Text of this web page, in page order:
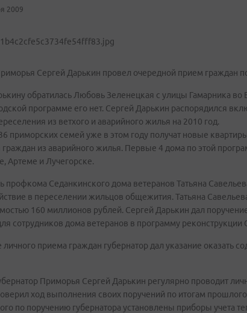
2009
Сергей Дарькин провел очередной прием граждан
обратилась Любовь Зеленецкая с улицы Гамарника во
программе его нет. Сергей Дарькин распорядился
из ветхого и аварийного жилья на 2010 год.
приморских семей уже в этом году получат новые
из аварийного жилья. Первые 4 дома по этой
Артеме и Лучегорске.
профкома Седанкинского дома ветеранов Татьяна
в переселении жильцов общежития. Татьяна
160 миллионов рублей. Сергей Дарькин дал
сотрудников дома ветеранов в программу реконструкции
личного приема граждан губернатор дал указание оказать
Приморья Сергей Дарькин регулярно проводит
ход выполнения своих поручений по итогам
по поручению губернатора установлены приборы учета